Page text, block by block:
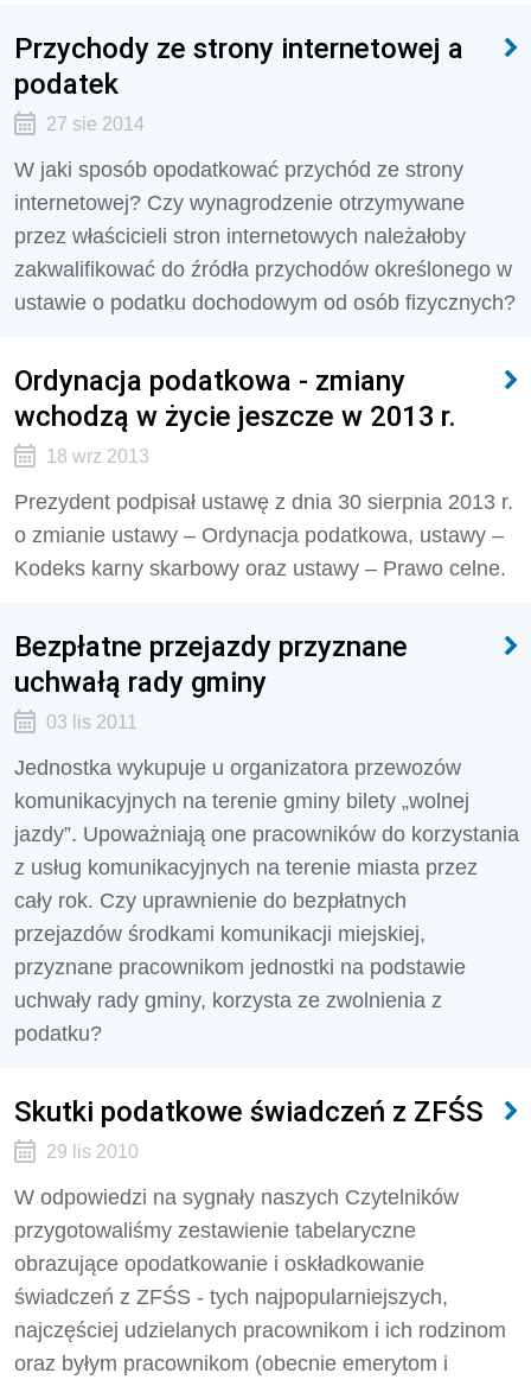
Przychody ze strony internetowej a
podatek
27 sie 2014
W jaki sposób opodatkować przychód ze strony
internetowej? Czy wynagrodzenie otrzymywane
przez właścicieli stron internetowych należałoby
zakwalifikować do źródła przychodów określonego w
ustawie o podatku dochodowym od osób fizycznych?
Ordynacja podatkowa - zmiany
wchodzą w życie jeszcze w 2013 r.
18 wrz 2013
Prezydent podpisał ustawę z dnia 30 sierpnia 2013 r.
o zmianie ustawy – Ordynacja podatkowa, ustawy –
Kodeks karny skarbowy oraz ustawy – Prawo celne.
Bezpłatne przejazdy przyznane
uchwałą rady gminy
03 lis 2011
Jednostka wykupuje u organizatora przewozów
komunikacyjnych na terenie gminy bilety „wolnej
jazdy”. Upoważniają one pracowników do korzystania
z usług komunikacyjnych na terenie miasta przez
cały rok. Czy uprawnienie do bezpłatnych
przejazdów środkami komunikacji miejskiej,
przyznane pracownikom jednostki na podstawie
uchwały rady gminy, korzysta ze zwolnienia z
podatku?
Skutki podatkowe świadczeń z ZFŚS
29 lis 2010
W odpowiedzi na sygnały naszych Czytelników
przygotowaliśmy zestawienie tabelaryczne
obrazujące opodatkowanie i oskładkowanie
świadczeń z ZFŚS - tych najpopularniejszych,
najczęściej udzielanych pracownikom i ich rodzinom
oraz byłym pracownikom (obecnie emerytom i